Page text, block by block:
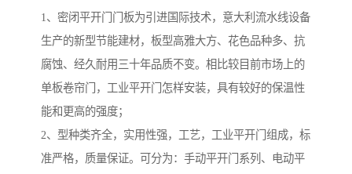
1、密闭平开门门板为引进国际技术，意大利流水线设备
生产的新型节能建材，板型高雅大方、花色品种多、抗
腐蚀、经久耐用三十年品质不变。相比较目前市场上的
单板卷帘门，工业平开门怎样安装，具有较好的保温性
能和更高的强度；
2、型种类齐全，实用性强，工艺，工业平开门组成，标
准严格，质量保证。可分为：手动平开门系列、电动平